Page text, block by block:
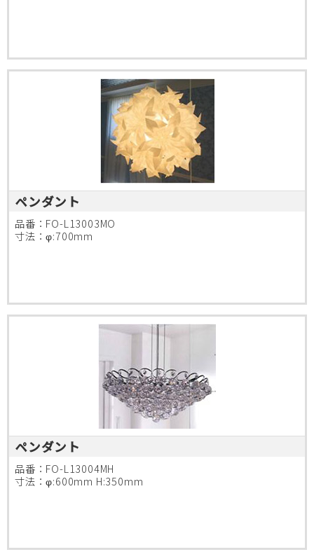
ペンダント
品番：FO-L13003MO
寸法：φ:700mm
ペンダント
品番：FO-L13004MH
寸法：φ:600mm H:350mm